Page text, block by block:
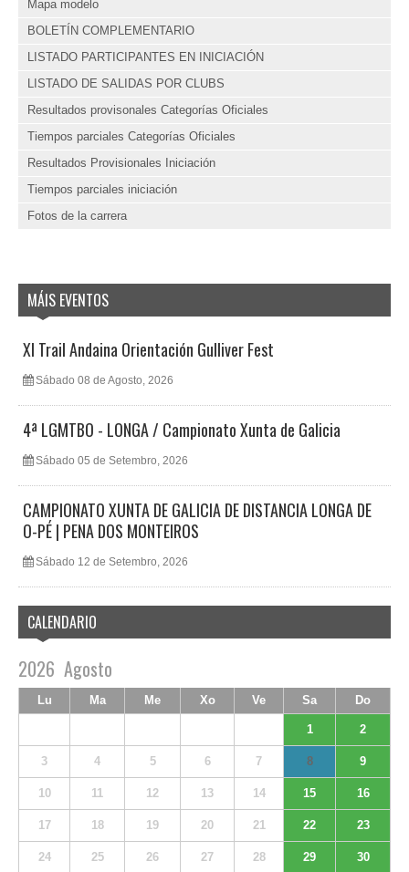
Mapa modelo
BOLETÍN COMPLEMENTARIO
LISTADO PARTICIPANTES EN INICIACIÓN
LISTADO DE SALIDAS POR CLUBS
Resultados provisonales Categorías Oficiales
Tiempos parciales Categorías Oficiales
Resultados Provisionales Iniciación
Tiempos parciales iniciación
Fotos de la carrera
MÁIS EVENTOS
XI Trail Andaina Orientación Gulliver Fest
Sábado 08 de Agosto, 2026
4ª LGMTBO - LONGA / Campionato Xunta de Galicia
Sábado 05 de Setembro, 2026
CAMPIONATO XUNTA DE GALICIA DE DISTANCIA LONGA DE
O-PÉ | PENA DOS MONTEIROS
Sábado 12 de Setembro, 2026
CALENDARIO
2026 Agosto
Lu Ma Me Xo Ve Sa Do
1 2
3 4 5 6 7 8 9
10 11 12 13 14 15 16
17 18 19 20 21 22 23
24 25 26 27 28 29 30